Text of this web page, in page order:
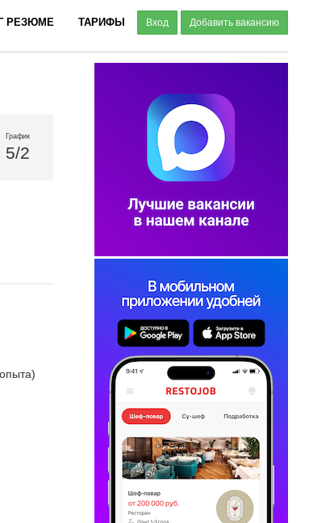
РЕЗЮМЕ ТАРИФЫ Вход Добавить вакансию
График
5/2